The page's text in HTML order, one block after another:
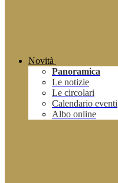
Novità
Panoramica
Le notizie
Le circolari
Calendario eventi
Albo online